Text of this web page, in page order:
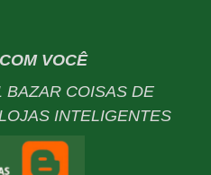
VOCÊ
BAZAR COISAS DE
INTELIGENTES